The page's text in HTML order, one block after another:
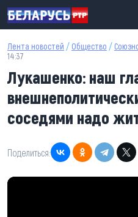
Перейти к основному содержанию
Лента новостей / Общество /
14:37
Лукашенко: наш
соседями надо
Поделиться: